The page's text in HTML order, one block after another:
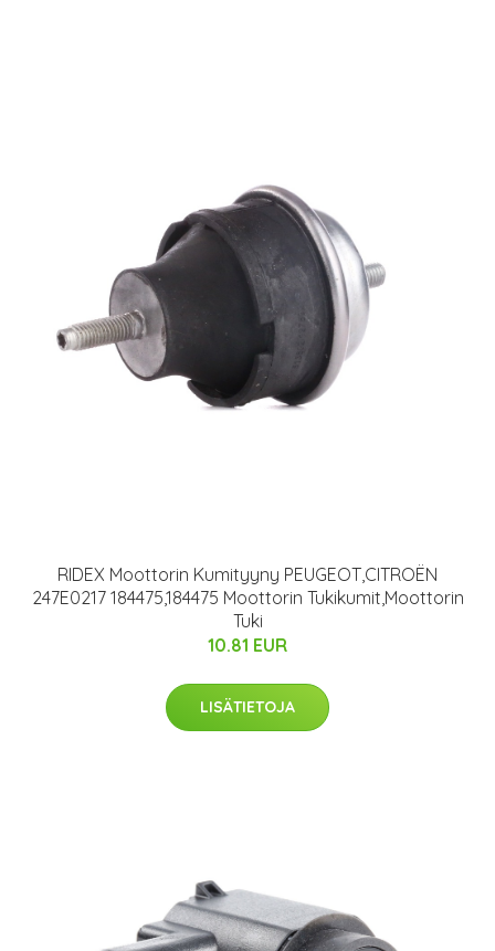
RIDEX Moottorin Kumityyny PEUGEOT,CITROËN
247E0217 184475,184475 Moottorin Tukikumit,Moottorin
Tuki
10.81 EUR
LISÄTIETOJA